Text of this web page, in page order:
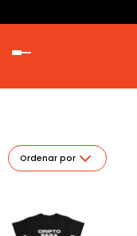
Ordenar por